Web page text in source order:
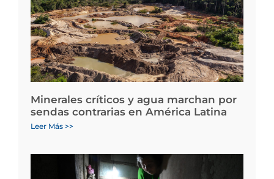
Minerales críticos y agua marchan por
sendas contrarias en América Latina
Leer Más >>